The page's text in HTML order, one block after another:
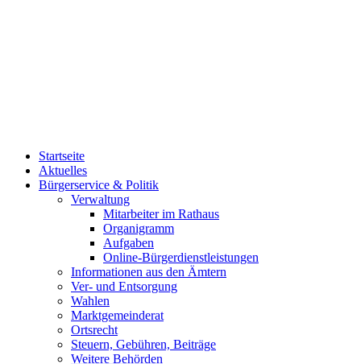
Startseite
Aktuelles
Bürgerservice & Politik
Verwaltung
Mitarbeiter im Rathaus
Organigramm
Aufgaben
Online-Bürgerdienstleistungen
Informationen aus den Ämtern
Ver- und Entsorgung
Wahlen
Marktgemeinderat
Ortsrecht
Steuern, Gebühren, Beiträge
Weitere Behörden